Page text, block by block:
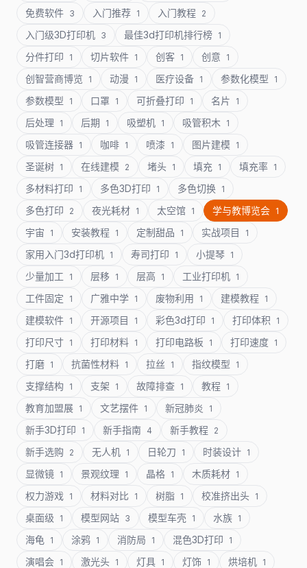
免费软件 3 入门推荐 1 入门教程 2
入门级3D打印机 3 最佳3d打印机排行榜 1
分件打印 1 切片软件 1 创客 1 创意 1
创智营商博览 1 动漫 1 医疗设备 1 参数化模型 1
参数模型 1 口罩 1 可折叠打印 1 名片 1
后处理 1 后期 1 吸塑机 1 吸管积木 1
吸管连接器 1 咖啡 1 喷漆 1 图片建模 1
圣诞树 1 在线建模 2 堵头 1 填充 1 填充率 1
多材料打印 1 多色3D打印 1 多色切换 1
多色打印 2 夜光耗材 1 太空馆 1 学与教博览会 1
宇宙 1 安装教程 1 定制甜品 1 实战项目 1
家用入门3d打印机 1 寿司打印 1 小提琴 1
少量加工 1 层移 1 层高 1 工业打印机 1
工件固定 1 广雅中学 1 废物利用 1 建模教程 1
建模软件 1 开源项目 1 彩色3d打印 1 打印体积 1
打印尺寸 1 打印材料 1 打印电路板 1 打印速度 1
打磨 1 抗菌性材料 1 拉丝 1 指纹模型 1
支撑结构 1 支架 1 故障排查 1 教程 1
教育加盟展 1 文艺摆件 1 新冠肺炎 1
新手3D打印 1 新手指南 4 新手教程 2
新手选购 2 无人机 1 日轮刀 1 时装设计 1
显微镜 1 景观纹理 1 晶格 1 木质耗材 1
权力游戏 1 材料对比 1 树脂 1 校准挤出头 1
桌面级 1 模型网站 3 模型车壳 1 水族 1
海龟 1 涂鸦 1 消防局 1 混色3D打印 1
演唱会 1 激光头 1 灯具 1 灯饰 1 烘培机 1